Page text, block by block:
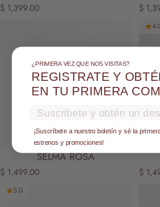
$ 1,399.00 $
SELMA ROSA
$ 1,499.00 $
5.0
¿PRIMERA VEZ QUE NOS VISITAS?
REGISTRATE Y
EN TU PRIMERA
Email
¡Suscríbete a nuestro boletín y sé la
estrenos y promociones!